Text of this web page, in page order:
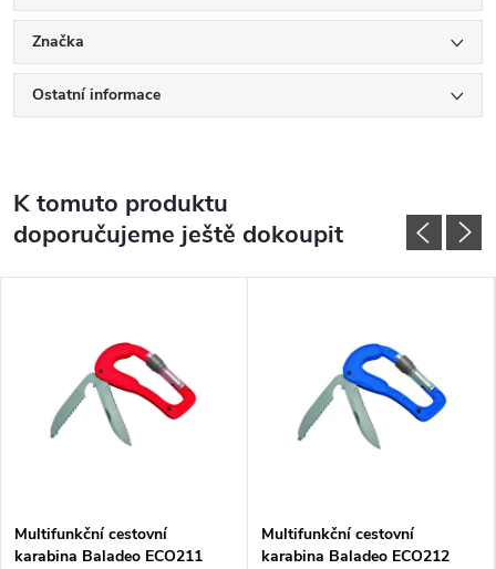
Značka
Ostatní informace
K tomuto produktu
doporučujeme ještě dokoupit
Multifunkční cestovní
karabina Baladeo ECO211
Multifunkční cestovní
karabina Baladeo ECO212